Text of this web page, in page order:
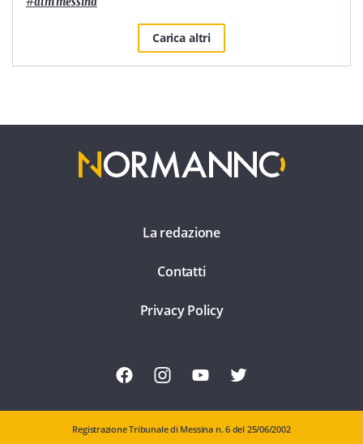
Carica altri
La redazione
Contatti
Privacy Policy
Registrazione Tribunale di Messina n. 6 del 25/06/2002